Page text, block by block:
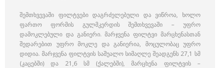
შემთხვევაში ფილტვები დაგრძელებული და ვიწროა, ხოლო
ფართო ფორმის გულმკერდის შემთხვევაში – უფრო
დამოკლებული და განიერი. მარჯვენა ფილტვი მარცხენასთან
შედარებით უფრო მოკლე და განიერია, მოცულობაც უფრო
დიდია. მარჯვენა ფილტვის საშუალო სიმაღლე შეადგენს 27,1 სმ
(კაცებში) და 21,6 სმ (ქალებში), მარცხენა ფილტვის –